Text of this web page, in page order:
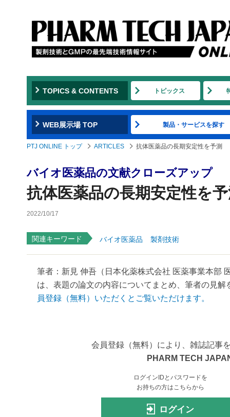
TOPICS & CONTENTS トピックス
WEB展示場 TOP 製品・サービスを探す
PTJ ONLINE トップ ARTICLES 抗体医薬品の長期安定性を予測
バイオ医薬品の文献クローズアップ
抗体医薬品の長期安定性を
2022/10/17
関連キーワード バイオ医薬品 製剤技術
筆者：新見 伸吾（日本化薬株式会社 医薬事業本部
は、表題の論文の内容についてまとめ、筆者の見
員登録（無料）いただくとご覧いただけます。
会員登録（無料）により、雑誌記事
PHARM TECH
ログインIDとパスワードを
お持ちの方はこちらから
ログイン